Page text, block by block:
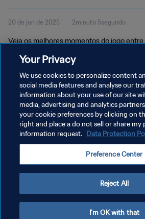
FIFA 2025™ | Melhores
20 de jun de 2025 2minuto 5segundo
Veja os melhores momentos do jogo
20 de junho, às 12h00 (horário local).
POLÍTICA DE PRIVACIDADE
ADMINISTRAR AS PREFERÊNCIAS DE COOKIES
Copyright © 1994-2026 FIFA. Todos os direitos reservados.
Your Privacy
We use cookies to personalize content
social media features and analyse our
information about your use of our site
media, advertising and analytics
your cookie preferences by clicking on
right and place a do not sell or share my
information request. Data Protection
Preference Center
Reject All
I'm OK with that